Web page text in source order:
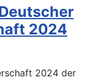
2024
2024 der